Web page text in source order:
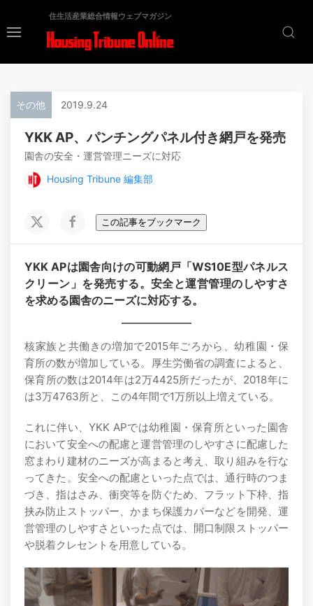
住生活産業総合情報ウェブマガジン
その他 2019.9.24
YKK AP、パンチングパネル付き網戸を発売
園舎の安全・運営管理ニーズに対応
Housing Tribune 編集部
この記事をブックマーク
YKK APは園舎向けの可動網戸「WS10E型パネルス
クリーン」を発売する。安全と運営管理のしやすさ
を求める園舎のニーズに対応する。
核家族と共働きの増加で2015年ごろから、幼稚園・保
育所の数が増加している。厚生労働省の調査によると、
保育所の数は2014年は2万4425所だったが、2018年に
は3万4763所と、この4年間で1万所以上増えている。
これに伴い、YKK APでは幼稚園・保育所といった園舎
において安全への配慮と運営管理のしやすさに配慮した
窓まわり建材のニーズが高まると考え、取り組みを行な
ってきた。安全への配慮といった点では、通行時のつま
づき、指はさみ、衝突等を防ぐため、フラット下枠、指
挟み防止ストッパー、かまち保護カバーなどを開発、運
営管理のしやすさといった点では、開口制限ストッパー
や脱着クレセントを用意している。